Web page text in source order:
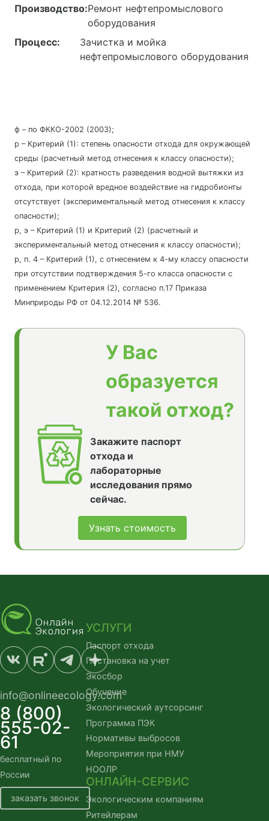
Производство:Ремонт нефтепромыслового
оборудования
Процесс:
Зачистка и мойка
нефтепромыслового оборудования
ф – по ФККО-2002 (2003);
р – Критерий (1): степень опасности отхода для окружающей
среды (расчетный метод отнесения к классу опасности);
э – Критерий (2): кратность разведения водной вытяжки из
отхода, при которой вредное воздействие на гидробионты
отсутствует (экспериментальный метод отнесения к классу
опасности);
р, э – Критерий (1) и Критерий (2) (расчетный и
экспериментальный метод отнесения к классу опасности);
р, п. 4 – Критерий (1), с отнесением к 4-му классу опасности
при отсутствии подтверждения 5-го класса опасности с
применением Критерия (2), согласно п.17 Приказа
Минприроды РФ от 04.12.2014 № 536.
У Вас
образуется
такой отход?
Закажите паспорт
отхода и
лабораторные
исследования прямо
сейчас.
Узнать стоимость
info@onlineecology.com
8 (800)
555-02-
61
бесплатный по
России
заказать звонок
УСЛУГИ
Паспорт отхода
Постановка на учет
Экосбор
Обучение
Экологический аутсорсинг
Программа ПЭК
Нормативы выбросов
Мероприятия при НМУ
НООЛР
ОНЛАЙН-СЕРВИС
Экологическим компаниям
Ритейлерам